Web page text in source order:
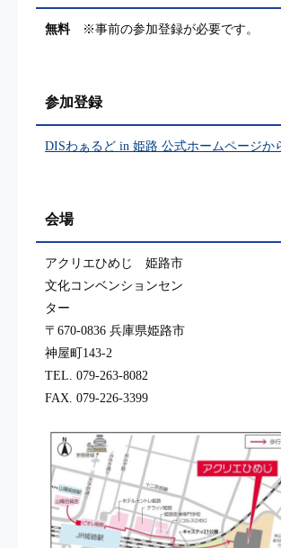
無料※事前の参加登録が必要です。
参加登録
DISわぁるど in 姫路 公式ホームページか
会場
アクリエひめじ 姫路市
文化コンベンションセン
ター
〒670-0836 兵庫県姫路市
神屋町143-2
TEL. 079-263-8082
FAX. 079-226-3399